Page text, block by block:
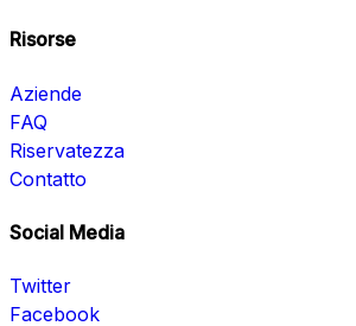
Risorse
Aziende
FAQ
Riservatezza
Contatto
Social Media
Twitter
Facebook